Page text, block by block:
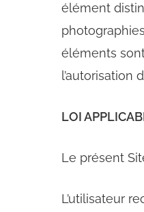
élément
éléments
l’autorisation
LOI
Le présent
L’utilisateur